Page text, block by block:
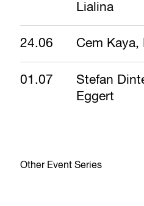
Lialina
24.06 Cem Kaya,
01.07
Stefan
Eggert
Other Event Series